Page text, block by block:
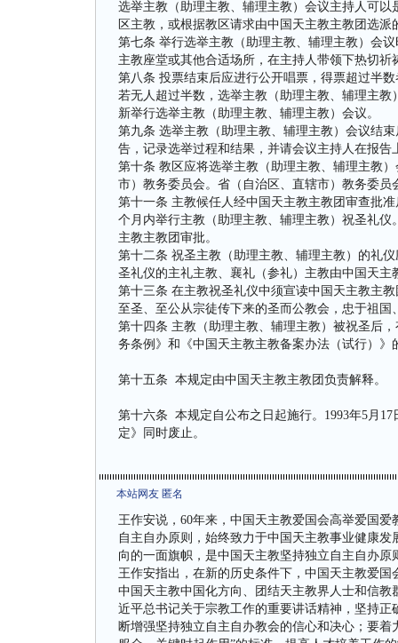
选举主教（助理主教、辅理主教）会议主持人可
区主教，或根据教区请求由中国天主教主教团选派
第七条 举行选举主教（助理主教、辅理主教）会
主教座堂或其他合适场所，在主持人带领下热切
第八条 投票结束后应进行公开唱票，得票超过半
若无人超过半数，选举主教（助理主教、辅理主
新举行选举主教（助理主教、辅理主教）会议。
第九条 选举主教（助理主教、辅理主教）会议结
告，记录选举过程和结果，并请会议主持人在报告
第十条 教区应将选举主教（助理主教、辅理主教
市）教务委员会。省（自治区、直辖市）教务委
第十一条 主教候任人经中国天主教主教团审查批
个月内举行主教（助理主教、辅理主教）祝圣礼
主教主教团审批。
第十二条 祝圣主教（助理主教、辅理主教）的礼
圣礼仪的主礼主教、襄礼（参礼）主教由中国天主
第十三条 在主教祝圣礼仪中须宣读中国天主教主
至圣、至公从宗徒传下来的圣而公教会，忠于祖国
第十四条 主教（助理主教、辅理主教）被祝圣后
务条例》和《中国天主教主教备案办法（试行）》
第十五条 本规定由中国天主教主教团负责解释。
第十六条 本规定自公布之日起施行。1993年5月
定》同时废止。
本站网友 匿名
王作安说，60年来，中国天主教爱国会高举爱国
自主自办原则，始终致力于中国天主教事业健康
向的一面旗帜，是中国天主教坚持独立自主自办
王作安指出，在新的历史条件下，中国天主教爱
中国天主教中国化方向、团结天主教界人士和信
近平总书记关于宗教工作的重要讲话精神，坚持
断增强坚持独立自主自办教会的信心和决心；要